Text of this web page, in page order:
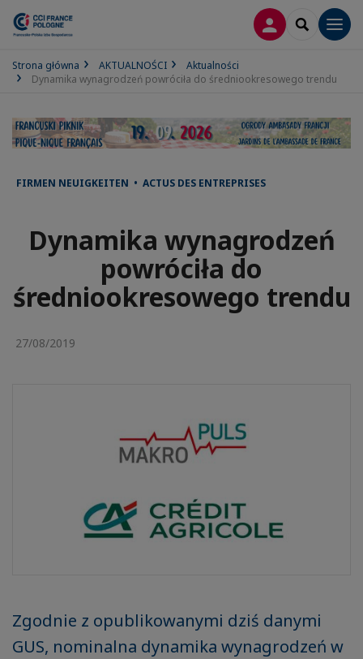
LOGOWANIE
SEARCH
Strona główna AKTUALNOŚCI
Aktualności
Dynamika wynagrodzeń powróciła do średniookresowego trendu
FIRMEN NEUIGKEITEN • ACTUS DES ENTREPRISES
Dynamika wynagrodzeń
powróciła do
średniookresowego trendu
27/08/2019
Zgodnie z opublikowanymi dziś danymi
GUS, nominalna dynamika wynagrodzeń w